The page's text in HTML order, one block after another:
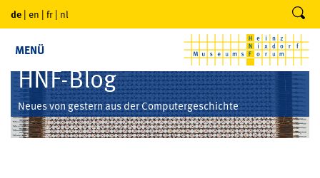
de | en | fr | nl
MENÜ
HNF-Blog
Neues von gestern aus der Computergeschichte